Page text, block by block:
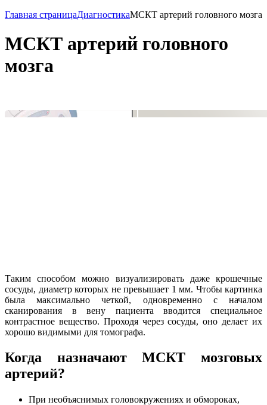
Главная страницаДиагностикаМСКТ артерий головного мозга
МСКТ артерий головного
мозга
Таким способом можно визуализировать даже крошечные
сосуды, диаметр которых не превышает 1 мм. Чтобы картинка
была максимально четкой, одновременно с началом
сканирования в вену пациента вводится специальное
контрастное вещество. Проходя через сосуды, оно делает их
хорошо видимыми для томографа.
Когда назначают МСКТ мозговых
артерий?
При необъяснимых головокружениях и обмороках,